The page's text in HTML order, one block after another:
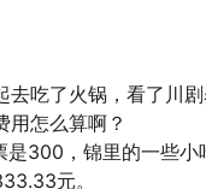
吃了火锅，看了川剧
用怎么算啊？
300，锦里的一些小
元。